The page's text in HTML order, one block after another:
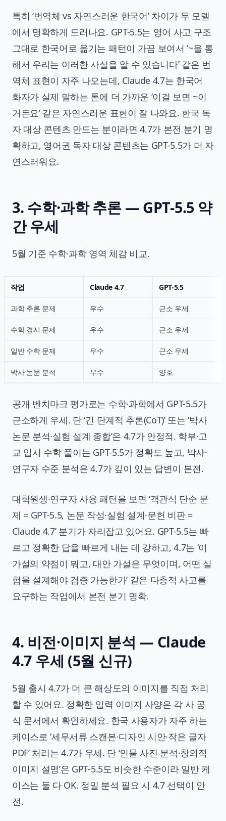
특히 ‘번역체 vs 자연스러운 한국어’ 차이가 두 모델
에서 명확하게 드러나요. GPT-5.5는 영어 사고 구조
그대로 한국어로 옮기는 패턴이 가끔 보여서 ‘~을 통
해서 우리는 이러한 사실을 알 수 있습니다’ 같은 번
역체 표현이 자주 나오는데, Claude 4.7는 한국어
화자가 실제 말하는 톤에 더 가까운 ‘이걸 보면 ~이
거든요’ 같은 자연스러운 표현이 잘 나와요. 한국 독
자 대상 콘텐츠 만드는 분이라면 4.7가 본전 분기 명
확하고, 영어권 독자 대상 콘텐츠는 GPT-5.5가 더 자
연스러워요.
3. 수학·과학 추론 — GPT-5.5 약
간 우세
5월 기준 수학·과학 영역 체감 비교.
작업 Claude 4.7 GPT-5.5
과학 추론 문제 우수 근소 우세
수학 경시 문제 우수 근소 우세
일반 수학 문제 우수 근소 우세
박사 논문 분석 우수 양호
공개 벤치마크 평가로는 수학·과학에서 GPT-5.5가
근소하게 우세. 단 ‘긴 단계적 추론(CoT)’ 또는 ‘박사
논문 분석·실험 설계 종합’은 4.7가 안정적. 학부·고
교 입시 수학 풀이는 GPT-5.5가 정확도 높고, 박사·
연구자 수준 분석은 4.7가 깊이 있는 답변이 본전.
대학원생·연구자 사용 패턴을 보면 ‘객관식 단순 문
제 = GPT-5.5, 논문 작성·실험 설계·문헌 비판 =
Claude 4.7’ 분기가 자리잡고 있어요. GPT-5.5는 빠
르고 정확한 답을 빠르게 내는 데 강하고, 4.7는 ‘이
가설의 약점이 뭐고, 대안 가설은 무엇이며, 어떤 실
험을 설계해야 검증 가능한가’ 같은 다층적 사고를
요구하는 작업에서 본전 분기 명확.
4. 비전·이미지 분석 — Claude
4.7 우세 (5월 신규)
5월 출시 4.7가 더 큰 해상도의 이미지를 직접 처리
할 수 있어요. 정확한 입력 이미지 사양은 각 사 공
식 문서에서 확인하세요. 한국 사용자가 자주 하는
케이스로 ‘세무서류 스캔본·디자인 시안·작은 글자
PDF’ 처리는 4.7가 우세. 단 ‘인물 사진 분석·창의적
이미지 설명’은 GPT-5.5도 비슷한 수준이라 일반 케
이스는 둘 다 OK. 정밀 분석 필요 시 4.7 선택이 안
전.